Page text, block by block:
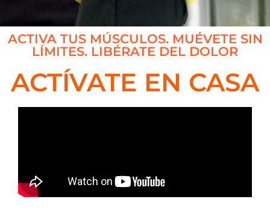
ACTIVA TUS MÚSCULOS. MUÉVETE SIN
LÍMITES. LIBÉRATE DEL DOLOR
ACTÍVATE EN CASA